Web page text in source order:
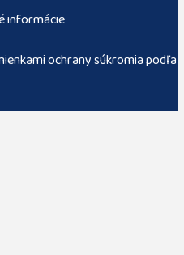
informácie
ochrany súkromia podľa